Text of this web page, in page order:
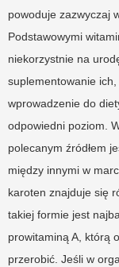
powoduje zazwyczaj
Podstawowymi
niekorzystnie na
suplementowanie
wprowadzenie do
odpowiedni poziom.
polecanym źródłem
między innymi w
karoten znajduje się
takiej formie jest
prowitaminą A, którą
przerobić. Jeśli w